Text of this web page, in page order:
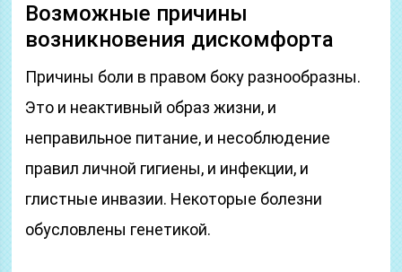
Возможные причины
возникновения дискомфорта
Причины боли в правом боку разнообразны.
Это и неактивный образ жизни, и
неправильное питание, и несоблюдение
правил личной гигиены, и инфекции, и
глистные инвазии. Некоторые болезни
обусловлены генетикой.